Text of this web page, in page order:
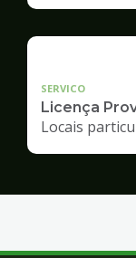
SERVICO
Licença
Locais